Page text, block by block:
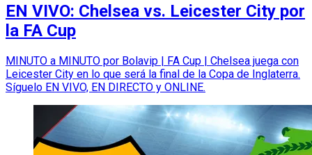
EN VIVO: Chelsea vs. Leicester City por
la FA Cup
MINUTO a MINUTO por Bolavip | FA Cup | Chelsea juega con
Leicester City en lo que será la final de la Copa de Inglaterra.
Síguelo EN VIVO, EN DIRECTO y ONLINE.